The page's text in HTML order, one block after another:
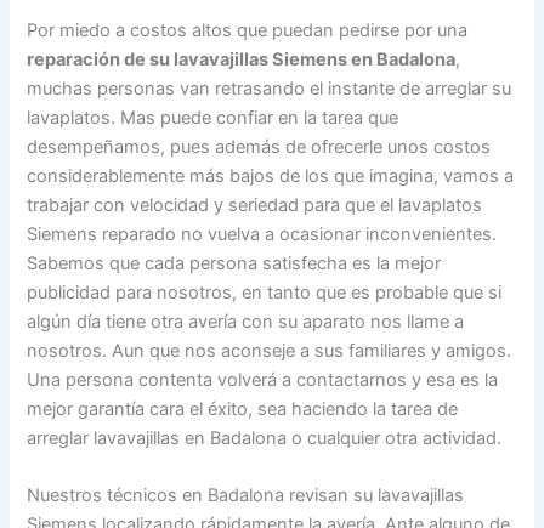
Por miedo a costos altos que puedan pedirse por una
reparación de su lavavajillas Siemens en Badalona,
muchas personas van retrasando el instante de arreglar su
lavaplatos. Mas puede confiar en la tarea que
desempeñamos, pues además de ofrecerle unos costos
considerablemente más bajos de los que imagina, vamos a
trabajar con velocidad y seriedad para que el lavaplatos
Siemens reparado no vuelva a ocasionar inconvenientes.
Sabemos que cada persona satisfecha es la mejor
publicidad para nosotros, en tanto que es probable que si
algún día tiene otra avería con su aparato nos llame a
nosotros. Aun que nos aconseje a sus familiares y amigos.
Una persona contenta volverá a contactarnos y esa es la
mejor garantía cara el éxito, sea haciendo la tarea de
arreglar lavavajillas en Badalona o cualquier otra actividad.
Nuestros técnicos en Badalona revisan su lavavajillas